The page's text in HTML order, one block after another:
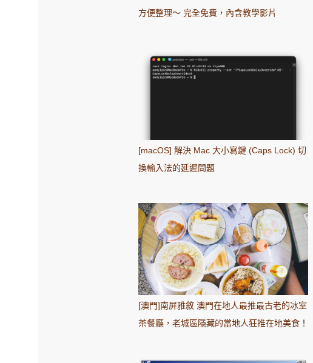
方便整理～ 完全免費，內含教學影片
[macOS] 解決 Mac 大小寫鍵 (Caps Lock) 切
換輸入法的延遲問題
[澳門]南屏雅敘 澳門在地人最推最古老的冰室
茶餐廳，老城區隱藏的當地人狂推在地美食！